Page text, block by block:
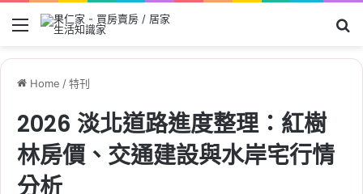
Menu
Home /特刊
2026 淡北道路進度整理：紅樹
林房價、交通建設與水岸宅行情
分析